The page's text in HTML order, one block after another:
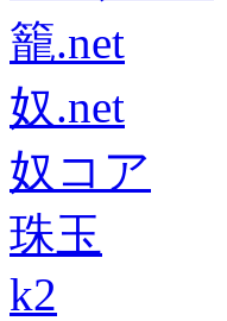
籠.net
奴.net
奴コア
珠玉
k2